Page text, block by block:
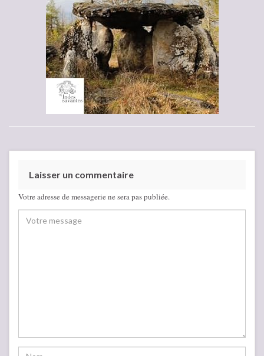
Laisser un commentaire
Votre adresse de messagerie ne sera pas publiée.